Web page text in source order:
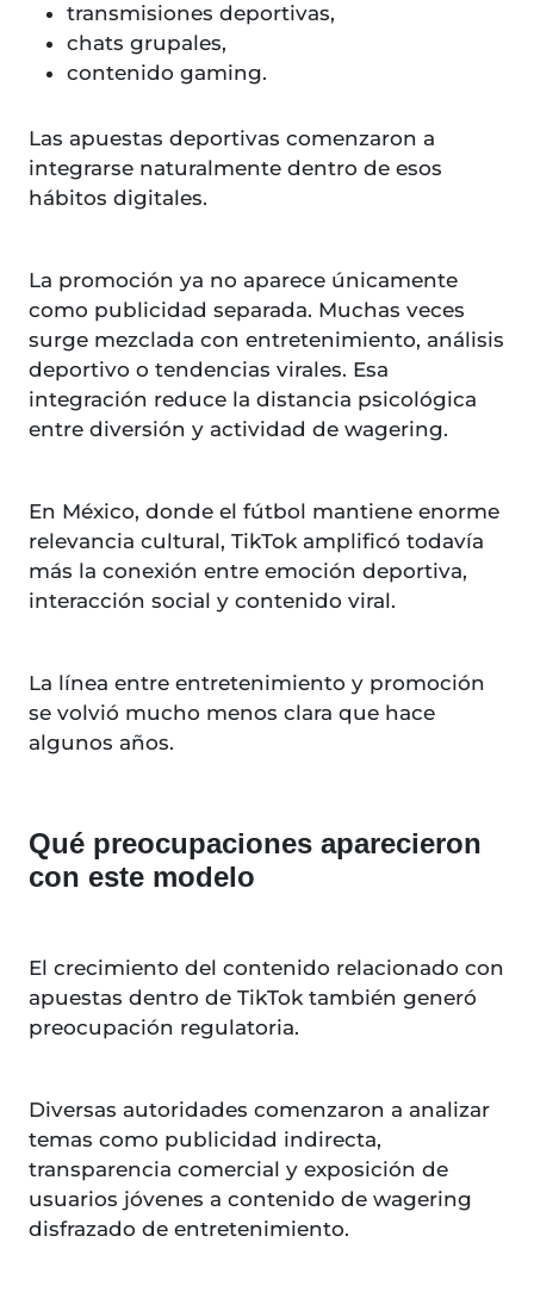
transmisiones deportivas,
chats grupales,
contenido gaming.
Las apuestas deportivas comenzaron a
integrarse naturalmente dentro de esos
hábitos digitales.
La promoción ya no aparece únicamente
como publicidad separada. Muchas veces
surge mezclada con entretenimiento, análisis
deportivo o tendencias virales. Esa
integración reduce la distancia psicológica
entre diversión y actividad de wagering.
En México, donde el fútbol mantiene enorme
relevancia cultural, TikTok amplificó todavía
más la conexión entre emoción deportiva,
interacción social y contenido viral.
La línea entre entretenimiento y promoción
se volvió mucho menos clara que hace
algunos años.
Qué preocupaciones aparecieron
con este modelo
El crecimiento del contenido relacionado con
apuestas dentro de TikTok también generó
preocupación regulatoria.
Diversas autoridades comenzaron a analizar
temas como publicidad indirecta,
transparencia comercial y exposición de
usuarios jóvenes a contenido de wagering
disfrazado de entretenimiento.